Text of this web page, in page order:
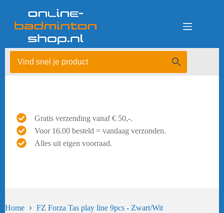
Gratis verzending vanaf € 50,-.
Voor 16.00 besteld = vandaag verzonden.
Alles uit eigen voorraad.
Home FZ Forza Tas play line 9pcs - Zwart/Wit